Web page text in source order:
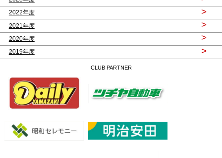
2022年度 >
2021年度 >
2020年度 >
2019年度 >
CLUB PARTNER